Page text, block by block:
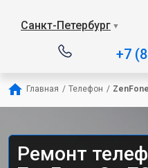
Санкт-Петербург ▼
+7
Главная / Телефон /
Ремонт